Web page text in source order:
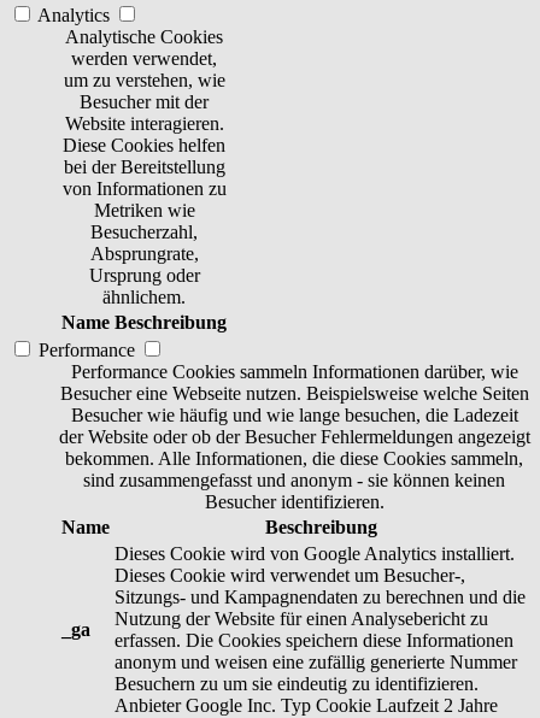
Analytics
Analytische Cookies
werden verwendet,
um zu verstehen, wie
Besucher mit der
Website interagieren.
Diese Cookies helfen
bei der Bereitstellung
von Informationen zu
Metriken wie
Besucherzahl,
Absprungrate,
Ursprung oder
ähnlichem.
Name Beschreibung
Performance
Performance Cookies sammeln Informationen darüber, wie
Besucher eine Webseite nutzen. Beispielsweise welche Seiten
Besucher wie häufig und wie lange besuchen, die Ladezeit
der Website oder ob der Besucher Fehlermeldungen angezeigt
bekommen. Alle Informationen, die diese Cookies sammeln,
sind zusammengefasst und anonym - sie können keinen
Besucher identifizieren.
Name
Beschreibung
_ga
Dieses Cookie wird von Google Analytics installiert.
Dieses Cookie wird verwendet um Besucher-,
Sitzungs- und Kampagnendaten zu berechnen und die
Nutzung der Website für einen Analysebericht zu
erfassen. Die Cookies speichern diese Informationen
anonym und weisen eine zufällig generierte Nummer
Besuchern zu um sie eindeutig zu identifizieren.
Anbieter Google Inc. Typ Cookie Laufzeit 2 Jahre